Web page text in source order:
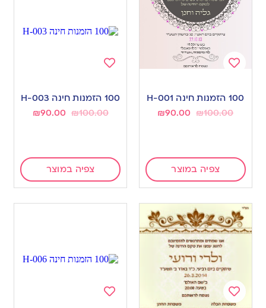
to
100 הזמנות חינה H-001
₪100.00
₪90.00
צפיה במוצר
to
100 הזמנות חינה H-003
₪100.00
₪90.00
צפיה במוצר